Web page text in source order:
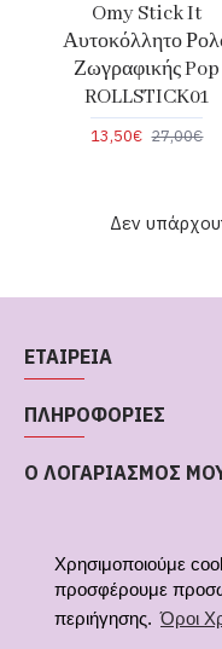
Χρησιμοποιούμε
προσφέρουμε
περιήγησης. Όροι
Omy Stick It
Αυτοκόλλητο
Ζωγραφικής Pop
ROLLSTICK01
13,50€ 27,00€
Δεν
ΕΤΑΙΡΕΙΑ
ΠΛΗΡΟΦΟΡΙΕΣ
Ο ΛΟΓΑΡΙΑΣΜΟΣ